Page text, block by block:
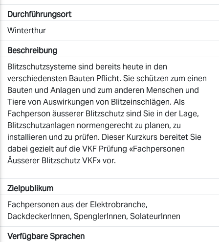
Durchführungsort
Winterthur
Beschreibung
Blitzschutzsysteme sind bereits heute in den
verschiedensten Bauten Pflicht. Sie schützen zum einen
Bauten und Anlagen und zum anderen Menschen und
Tiere von Auswirkungen von Blitzeinschlägen. Als
Fachperson äusserer Blitzschutz sind Sie in der Lage,
Blitzschutzanlagen normengerecht zu planen, zu
installieren und zu prüfen. Dieser Kurzkurs bereitet Sie
dabei gezielt auf die VKF Prüfung «Fachpersonen
Äusserer Blitzschutz VKF» vor.
Zielpublikum
Fachpersonen aus der Elektrobranche,
DackdeckerInnen, SpenglerInnen, SolateurInnen
Verfügbare Sprachen